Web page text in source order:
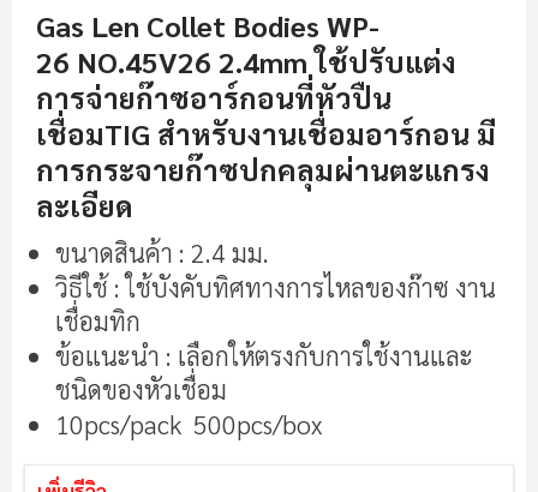
ไป
ที่
เริ่ม
ต้น
แกล
เลอ
รูปภาพ
Gas Len Collet Bodies WP-
26 NO.45V26 2.4mm ใช้ปรับแต่ง
การจ่ายก๊าซอาร์กอนที่หัวปืน
เชื่อมTIG สำหรับงานเชื่อมอาร์กอน มี
การกระจายก๊าซปกคลุมผ่านตะแกรง
ละเอียด
ขนาดสินค้า : 2.4 มม.
วิธีใช้ : ใช้บังคับทิศทางการไหลของก๊าซ งาน
เชื่อมทิก
ข้อแนะนำ : เลือกให้ตรงกับการใช้งานและ
ชนิดของหัวเชื่อม
10pcs/pack 500pcs/box